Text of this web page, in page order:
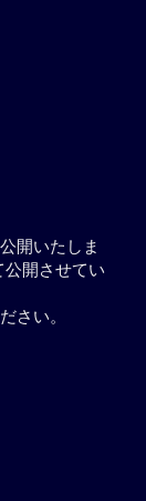
開いたしま
開させてい
さい。